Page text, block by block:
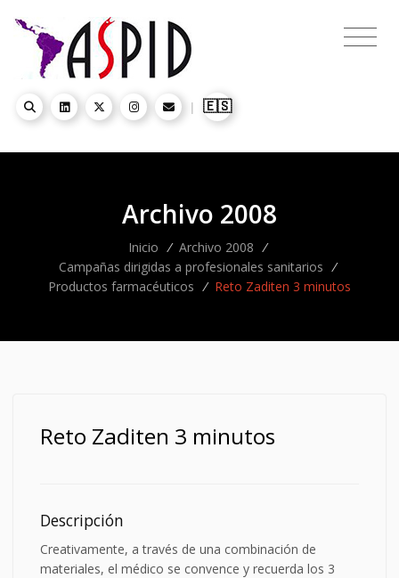
| 🇪🇸
Archivo 2008
Inicio / Archivo 2008 /
Campañas dirigidas a profesionales sanitarios /
Productos farmacéuticos / Reto Zaditen 3 minutos
Reto Zaditen 3 minutos
Descripción
Creativamente, a través de una combinación de
materiales, el médico se convence y recuerda los 3